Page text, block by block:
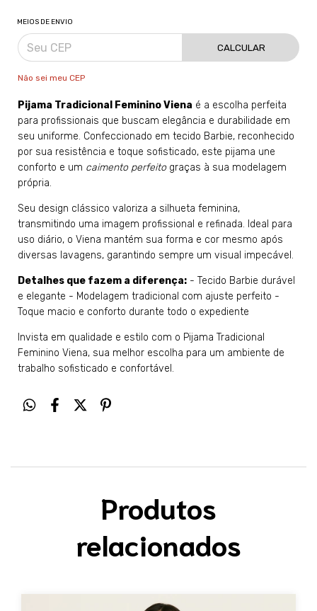
MEIOS DE ENVIO
CALCULAR
Não sei meu CEP
Pijama Tradicional Feminino Viena é a escolha perfeita
para profissionais que buscam elegância e durabilidade em
seu uniforme. Confeccionado em tecido Barbie, reconhecido
por sua resistência e toque sofisticado, este pijama une
conforto e um caimento perfeitograças à sua modelagem
própria.
Seu design clássico valoriza a silhueta feminina,
transmitindo uma imagem profissional e refinada. Ideal para
uso diário, o Viena mantém sua forma e cor mesmo após
diversas lavagens, garantindo sempre um visual impecável.
Detalhes que fazem a diferença: - Tecido Barbie durável
e elegante - Modelagem tradicional com ajuste perfeito -
Toque macio e conforto durante todo o expediente
Invista em qualidade e estilo com o Pijama Tradicional
Feminino Viena, sua melhor escolha para um ambiente de
trabalho sofisticado e confortável.
Produtos
relacionados